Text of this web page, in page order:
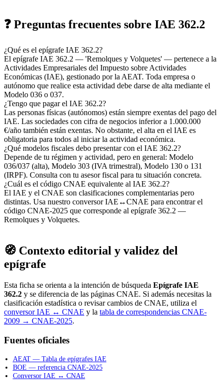
❓ Preguntas frecuentes sobre IAE 362.2
¿Qué es el epígrafe IAE 362.2?
El epígrafe IAE 362.2 — 'Remolques y Volquetes' — pertenece a la
Actividades Empresariales del Impuesto sobre Actividades
Económicas (IAE), gestionado por la AEAT. Toda empresa o
autónomo que realice esta actividad debe darse de alta mediante el
Modelo 036 o 037.
¿Tengo que pagar el IAE 362.2?
Las personas físicas (autónomos) están siempre exentas del pago del
IAE. Las sociedades con cifra de negocios inferior a 1.000.000
€/año también están exentas. No obstante, el alta en el IAE es
obligatoria para todos al iniciar la actividad económica.
¿Qué modelos fiscales debo presentar con el IAE 362.2?
Depende de tu régimen y actividad, pero en general: Modelo
036/037 (alta), Modelo 303 (IVA trimestral), Modelo 130 o 131
(IRPF). Consulta con tu asesor fiscal para tu situación concreta.
¿Cuál es el código CNAE equivalente al IAE 362.2?
El IAE y el CNAE son clasificaciones complementarias pero
distintas. Usa nuestro conversor IAE↔CNAE para encontrar el
código CNAE-2025 que corresponde al epígrafe 362.2 —
Remolques y Volquetes.
🧭 Contexto editorial y validez del
epígrafe
Esta ficha se orienta a la intención de búsqueda Epígrafe IAE
362.2 y se diferencia de las páginas CNAE. Si además necesitas la
clasificación estadística o revisar cambios de CNAE, utiliza el
conversor IAE ↔ CNAE y la tabla de correspondencias CNAE-
2009 → CNAE-2025.
Fuentes oficiales
AEAT — Tabla de epígrafes IAE
BOE — referencia CNAE-2025
Conversor IAE ↔ CNAE